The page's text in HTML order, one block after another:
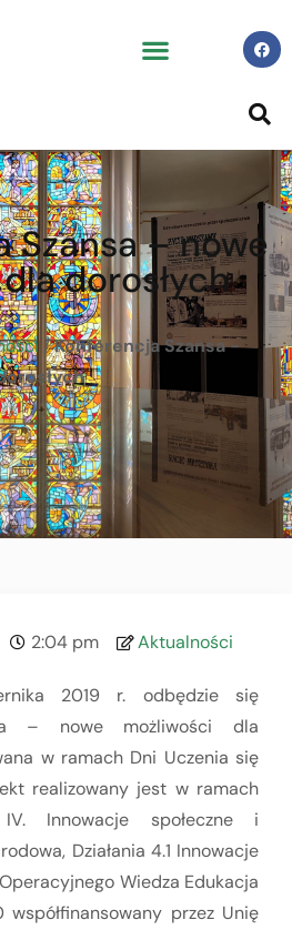
Szansa – nowe
dorosłych
/Konferencja Szansa -
2:04 pm Aktualności
2019 r. odbędzie się
– nowe możliwości dla
w ramach Dni Uczenia się
realizowany jest w ramach
Innowacje społeczne i
Działania 4.1 Innowacje
Wiedza Edukacja
przez Unię